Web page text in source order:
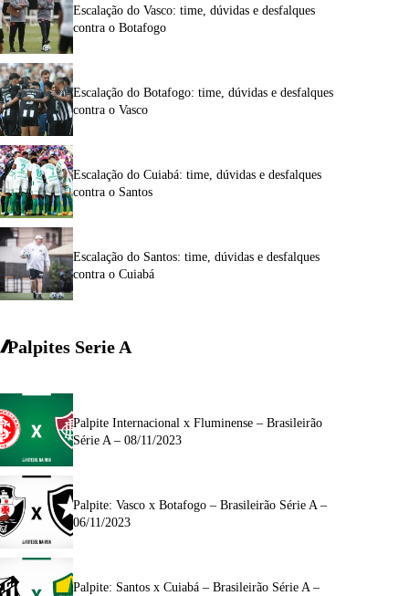
Escalação do Vasco: time, dúvidas e desfalques
contra o Botafogo
Escalação do Botafogo: time, dúvidas e desfalques
contra o Vasco
Escalação do Cuiabá: time, dúvidas e desfalques
contra o Santos
Escalação do Santos: time, dúvidas e desfalques
contra o Cuiabá
Palpites Serie A
Palpite Internacional x Fluminense – Brasileirão
Série A – 08/11/2023
Palpite: Vasco x Botafogo – Brasileirão Série A –
06/11/2023
Palpite: Santos x Cuiabá – Brasileirão Série A –